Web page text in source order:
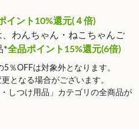
イント10%還元(４倍)
わんちゃん・ねこちゃんご
*全品ポイント15%還元(6倍)
％OFFは対象外となります。
となる場合がございます。
しつけ用品」カテゴリの全商品が